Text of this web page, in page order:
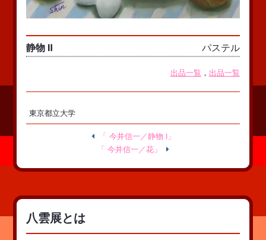
静物 Ⅱ パステル
出品一覧 ， 出品一覧
東京都立大学
「 今井信一／静物 I」
「 今井信一／花」
八雲展とは